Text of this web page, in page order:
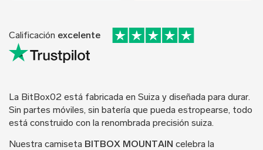
Calificación excelente
La BitBox02 está fabricada en Suiza y diseñada para durar.
Sin partes móviles, sin batería que pueda estropearse, todo
está construido con la renombrada precisión suiza.
Nuestra camiseta BITBOX MOUNTAIN celebra la